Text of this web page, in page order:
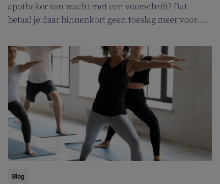
apotheker van wacht met een voorschrift? Dat
betaal je daar binnenkort geen toeslag meer voor. In
apothekers van wacht.
Blog